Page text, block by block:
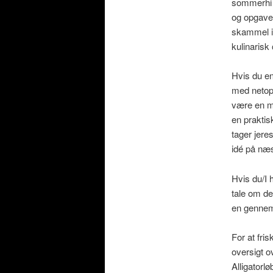
og
skammel
kulinarisk
Hvis du
med
være en
en
tager
idé på
Hvis du/I
tale om
en
For at
oversigt